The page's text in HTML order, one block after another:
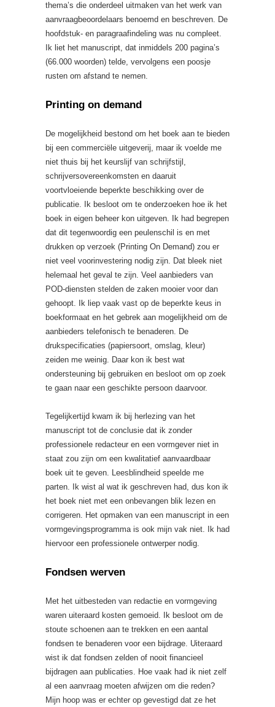
thema’s die onderdeel uitmaken van het werk van
aanvraagbeoordelaars benoemd en beschreven. De
hoofdstuk- en paragraafindeling was nu compleet.
Ik liet het manuscript, dat inmiddels 200 pagina’s
(66.000 woorden) telde, vervolgens een poosje
rusten om afstand te nemen.
Printing on demand
De mogelijkheid bestond om het boek aan te bieden
bij een commerciële uitgeverij, maar ik voelde me
niet thuis bij het keurslijf van schrijfstijl,
schrijversovereenkomsten en daaruit
voortvloeiende beperkte beschikking over de
publicatie. Ik besloot om te onderzoeken hoe ik het
boek in eigen beheer kon uitgeven. Ik had begrepen
dat dit tegenwoordig een peulenschil is en met
drukken op verzoek (Printing On Demand) zou er
niet veel voorinvestering nodig zijn. Dat bleek niet
helemaal het geval te zijn. Veel aanbieders van
POD-diensten stelden de zaken mooier voor dan
gehoopt. Ik liep vaak vast op de beperkte keus in
boekformaat en het gebrek aan mogelijkheid om de
aanbieders telefonisch te benaderen. De
drukspecificaties (papiersoort, omslag, kleur)
zeiden me weinig. Daar kon ik best wat
ondersteuning bij gebruiken en besloot om op zoek
te gaan naar een geschikte persoon daarvoor.
Tegelijkertijd kwam ik bij herlezing van het
manuscript tot de conclusie dat ik zonder
professionele redacteur en een vormgever niet in
staat zou zijn om een kwalitatief aanvaardbaar
boek uit te geven. Leesblindheid speelde me
parten. Ik wist al wat ik geschreven had, dus kon ik
het boek niet met een onbevangen blik lezen en
corrigeren. Het opmaken van een manuscript in een
vormgevingsprogramma is ook mijn vak niet. Ik had
hiervoor een professionele ontwerper nodig.
Fondsen werven
Met het uitbesteden van redactie en vormgeving
waren uiteraard kosten gemoeid. Ik besloot om de
stoute schoenen aan te trekken en een aantal
fondsen te benaderen voor een bijdrage. Uiteraard
wist ik dat fondsen zelden of nooit financieel
bijdragen aan publicaties. Hoe vaak had ik niet zelf
al een aanvraag moeten afwijzen om die reden?
Mijn hoop was er echter op gevestigd dat ze het